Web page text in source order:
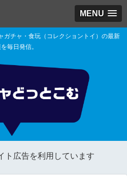
MENU
ガチャ・食玩（コレクショントイ）の最新
毎日発信。
ト広告を利用しています